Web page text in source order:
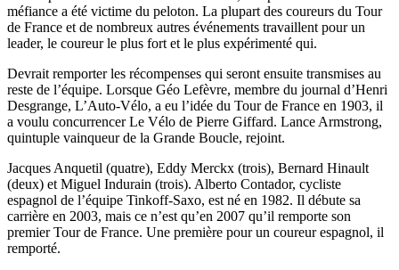
méfiance a été victime du peloton. La plupart des coureurs du Tour
de France et de nombreux autres événements travaillent pour un
leader, le coureur le plus fort et le plus expérimenté qui.
Devrait remporter les récompenses qui seront ensuite transmises au
reste de l’équipe. Lorsque Géo Lefèvre, membre du journal d’Henri
Desgrange, L’Auto-Vélo, a eu l’idée du Tour de France en 1903, il
a voulu concurrencer Le Vélo de Pierre Giffard. Lance Armstrong,
quintuple vainqueur de la Grande Boucle, rejoint.
Jacques Anquetil (quatre), Eddy Merckx (trois), Bernard Hinault
(deux) et Miguel Indurain (trois). Alberto Contador, cycliste
espagnol de l’équipe Tinkoff-Saxo, est né en 1982. Il débute sa
carrière en 2003, mais ce n’est qu’en 2007 qu’il remporte son
premier Tour de France. Une première pour un coureur espagnol, il
remporté.